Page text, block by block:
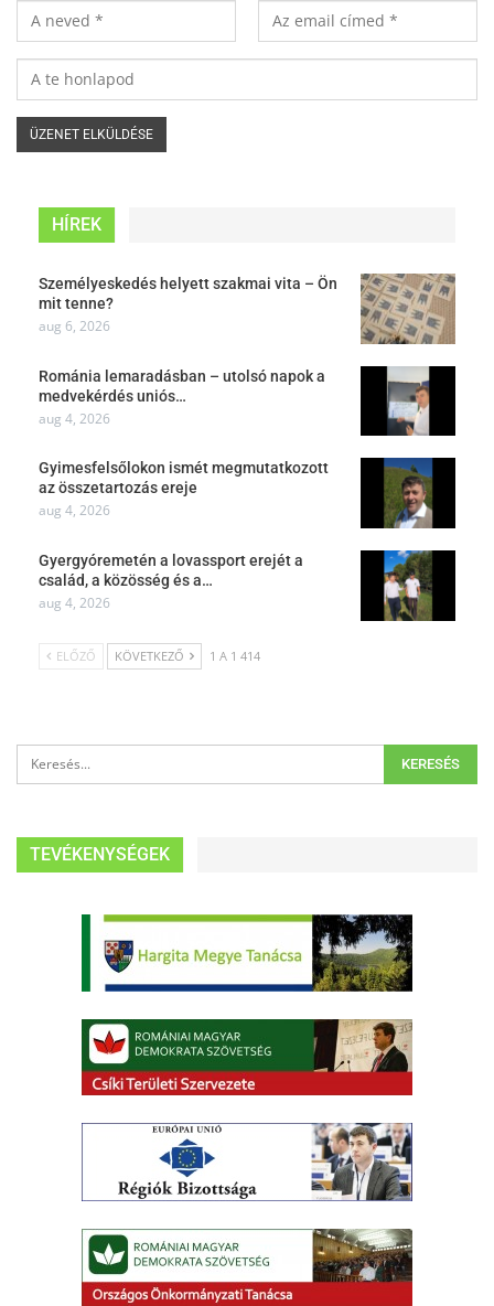
HÍREK
Személyeskedés helyett szakmai vita – Ön
mit tenne?
aug 6, 2026
Románia lemaradásban – utolsó napok a
medvekérdés uniós…
aug 4, 2026
Gyimesfelsőlokon ismét megmutatkozott
az összetartozás ereje
aug 4, 2026
Gyergyóremetén a lovassport erejét a
család, a közösség és a…
aug 4, 2026
ELŐZŐ KÖVETKEZŐ 1 A 1 414
TEVÉKENYSÉGEK